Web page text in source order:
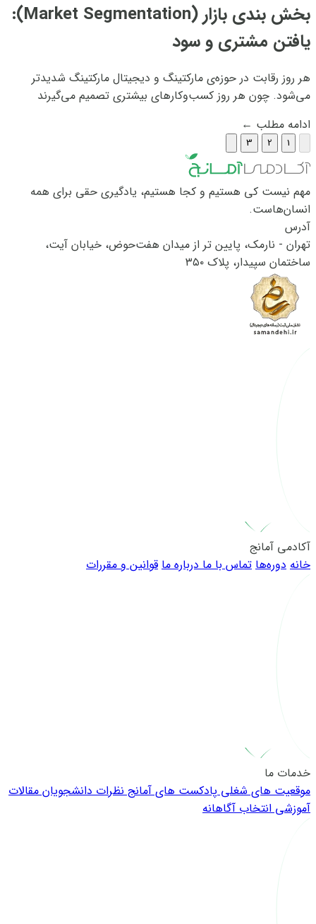
بخش بندی بازار (Market Segmentation):
یافتن مشتری و سود
هر روز رقابت در حوزه‌ی مارکتینگ و دیجیتال مارکتینگ شدیدتر
می‌شود. چون هر روز کسب‌وکارهای بیشتری تصمیم می‌گیرند
امکانات فضای وب برای تبلیغات بهره ببرند. علاوه‌براین،
استارتاپ‌‌های نوپا و جدیدی هم وارد...
ادامه مطلب ←
1
2
3
مهم نیست کی هستیم و کجا هستیم، یادگیری حقی برای همه
انسان‌هاست.
آدرس
تهران - نارمک، پایین تر از میدان هفت‌حوض، خیابان آیت،
ساختمان سپیدار، پلاک ۳۵۰
آکادمی آمانج
خانه دوره‌ها تماس با مادرباره ما قوانین و مقررات
خدمات ما
موقعیت های شغلیپادکست های آمانجنظرات دانشجویانمقالات
آموزشیانتخاب آگاهانه